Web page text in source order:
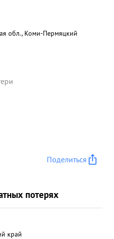
обл., Коми-Пермяцкий
Поделиться
потерях
край